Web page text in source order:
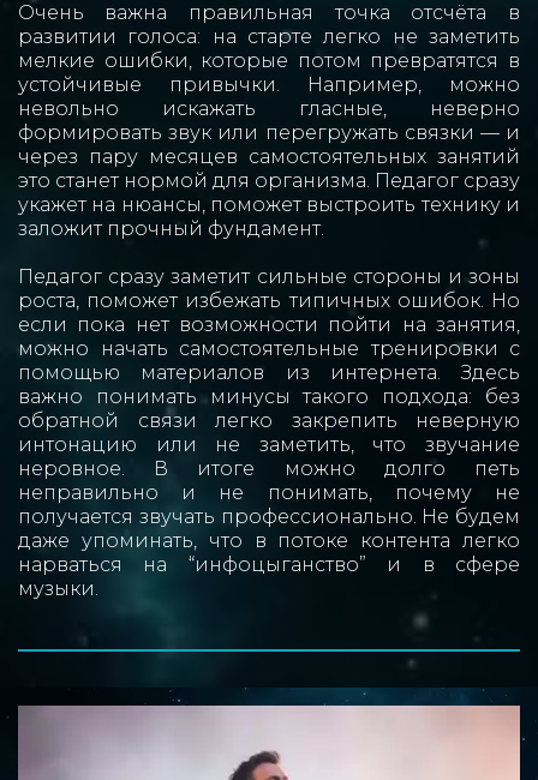
Очень важна правильная точка отсчёта в
развитии голоса: на старте легко не заметить
мелкие ошибки, которые потом превратятся в
устойчивые привычки. Например, можно
невольно искажать гласные, неверно
формировать звук или перегружать связки — и
через пару месяцев самостоятельных занятий
это станет нормой для организма. Педагог сразу
укажет на нюансы, поможет выстроить технику и
заложит прочный фундамент.
Педагог сразу заметит сильные стороны и зоны
роста, поможет избежать типичных ошибок. Но
если пока нет возможности пойти на занятия,
можно начать самостоятельные тренировки с
помощью материалов из интернета. Здесь
важно понимать минусы такого подхода: без
обратной связи легко закрепить неверную
интонацию или не заметить, что звучание
неровное. В итоге можно долго петь
неправильно и не понимать, почему не
получается звучать профессионально. Не будем
даже упоминать, что в потоке контента легко
нарваться на “инфоцыганство” и в сфере
музыки.